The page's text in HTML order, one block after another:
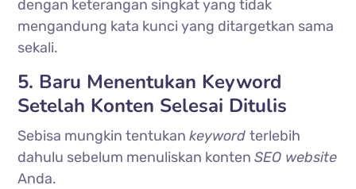
dengan keterangan singkat yang tidak
mengandung kata kunci yang ditargetkan sama
sekali.
5. Baru Menentukan Keyword
Setelah Konten Selesai Ditulis
Sebisa mungkin tentukankeywordterlebih
dahulu sebelum menuliskan kontenSEO website
Anda.